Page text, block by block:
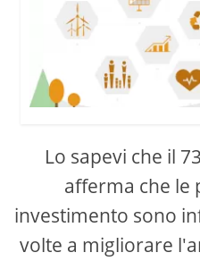
Lo sapevi che il
afferma che le
investimento sono
volte a migliorare